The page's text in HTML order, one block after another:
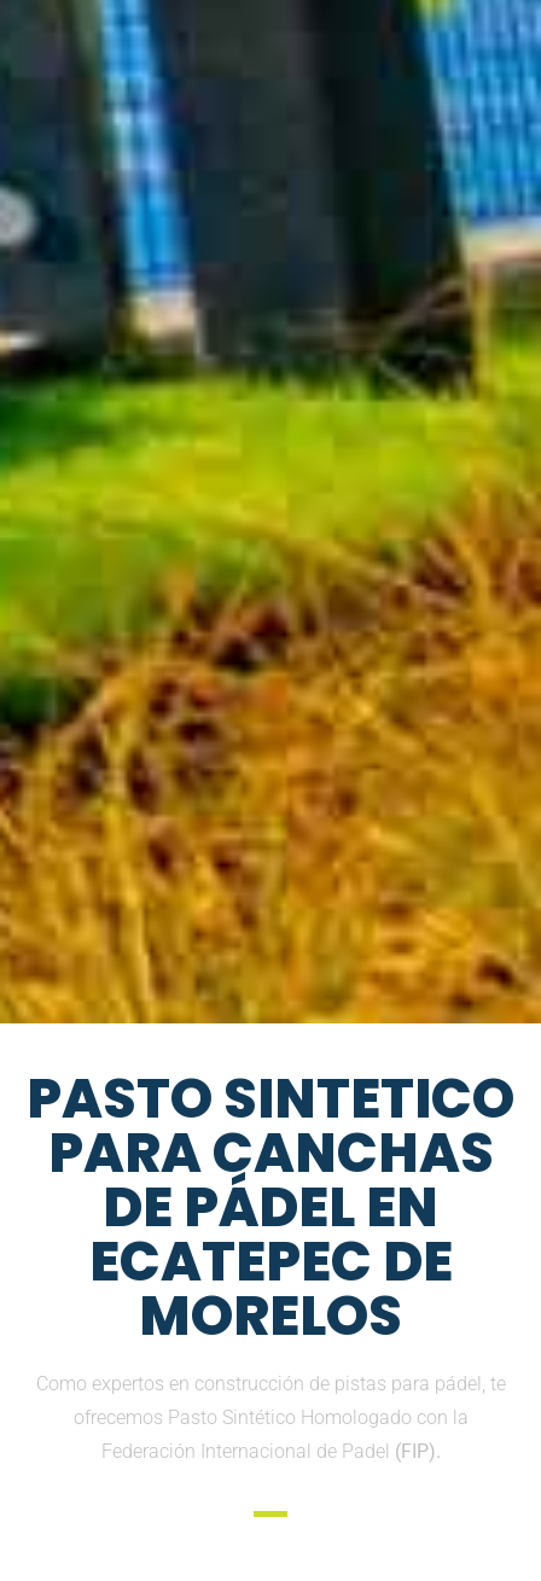
PASTO SINTETICO
PARA CANCHAS
DE PÁDEL EN
ECATEPEC DE
MORELOS
Como expertos en construcción de pistas para pádel, te
ofrecemos Pasto Sintético Homologado con la
Federación Internacional de Padel (FIP).